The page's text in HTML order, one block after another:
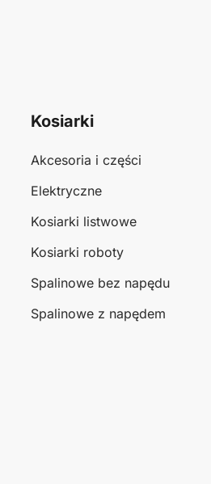
Kosiarki
Akcesoria i części
Elektryczne
Kosiarki listwowe
Kosiarki roboty
Spalinowe bez napędu
Spalinowe z napędem